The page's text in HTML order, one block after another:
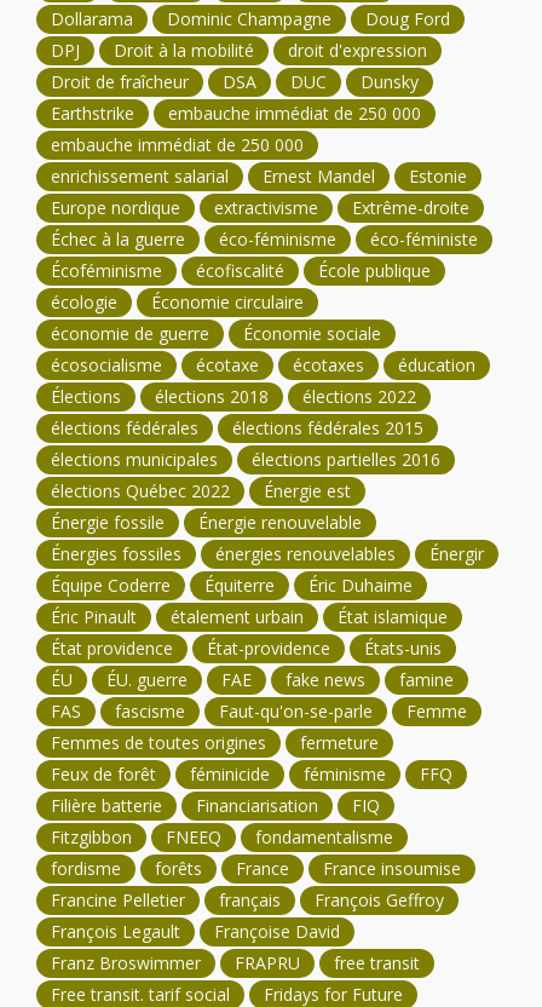
Dollarama
Dominic Champagne
Doug Ford
DPJ
Droit à la mobilité
droit d'expression
Droit de fraîcheur
DSA DUC
Dunsky
Earthstrike
embauche immédiat de 250 000
embauche immédiat de 250 000
enrichissement salarial
Ernest Mandel
Estonie
Europe nordique
extractivisme
Extrême-droite
Échec à la guerre
éco-féminisme
éco-féministe
Écoféminisme
écofiscalité
École publique
écologie
Économie circulaire
économie de guerre
Économie sociale
écosocialisme
écotaxe écotaxes
éducation
Élections
élections 2018
élections 2022
élections fédérales
élections fédérales 2015
élections municipales
élections partielles 2016
élections Québec 2022
Énergie est
Énergie fossile
Énergie renouvelable
Énergies fossiles
énergies renouvelables
Énergir
Équipe Coderre
Équiterre
Éric Duhaime
Éric Pinault
étalement urbain
État islamique
État providence
État-providence
États-unis
ÉU
ÉU. guerre FAE fake news
famine
FAS
fascisme Faut-qu'on-se-parle
Femme
Femmes de toutes origines
fermeture
Feux de forêt
féminicide féminisme
FFQ
Filière batterie
Financiarisation
FIQ
Fitzgibbon
FNEEQ
fondamentalisme
fordisme
forêts France
France insoumise
Francine Pelletier
français
François Geffroy
François Legault
Françoise David
Franz Broswimmer
FRAPRU
free transit
Free transit. tarif social
Fridays for Future